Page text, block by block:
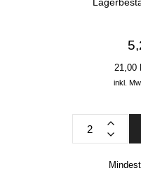
21,00
inkl.